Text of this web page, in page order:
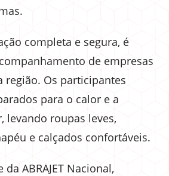
completa e segura, é
de empresas
região. Os participantes
para o calor e a
levando roupas leves,
e calçados confortáveis.
ABRAJET Nacional,